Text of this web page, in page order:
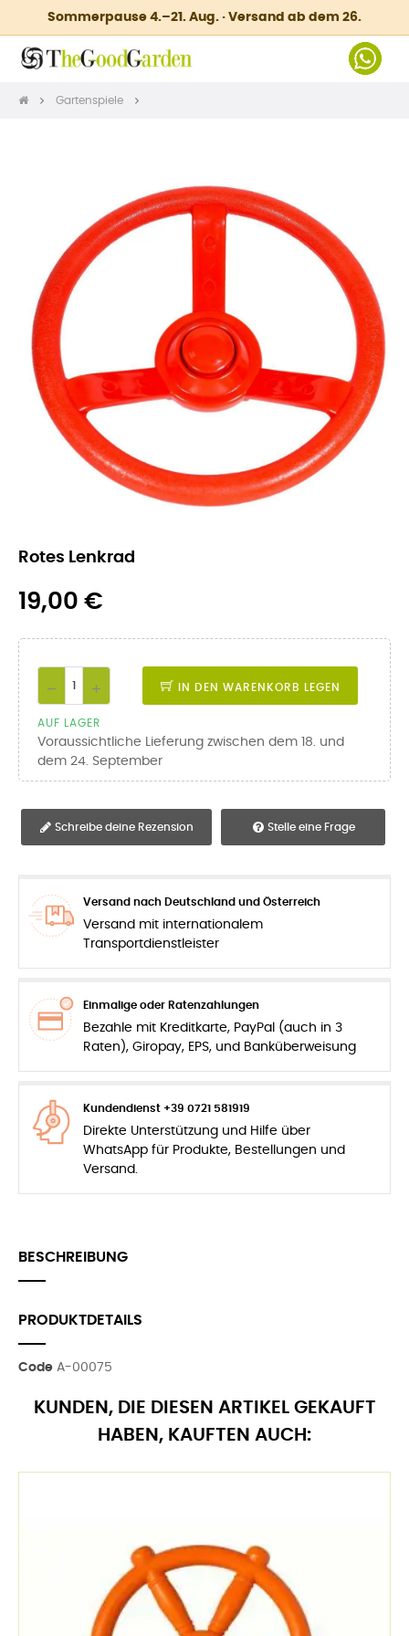
Sommerpause 4.–21. Aug. · Versand ab dem 26.
Gartenspiele
Rotes Lenkrad
19,00 €
IN DEN WARENKORB LEGEN
AUF LAGER
Voraussichtliche Lieferung zwischen dem 18. und
dem 24. September
Schreibe deine Rezension Stelle eine Frage
Versand nach Deutschland und Österreich
Versand mit internationalem
Transportdienstleister
Einmalige oder Ratenzahlungen
Bezahle mit Kreditkarte, PayPal (auch in 3
Raten), Giropay, EPS, und Banküberweisung
Kundendienst +39 0721 581919
Direkte Unterstützung und Hilfe über
WhatsApp für Produkte, Bestellungen und
Versand.
BESCHREIBUNG
PRODUKTDETAILS
Code A-00075
KUNDEN, DIE DIESEN ARTIKEL GEKAUFT
HABEN, KAUFTEN AUCH: